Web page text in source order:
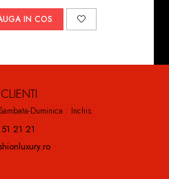
IN COS
Duminica : Inchis.
21 21